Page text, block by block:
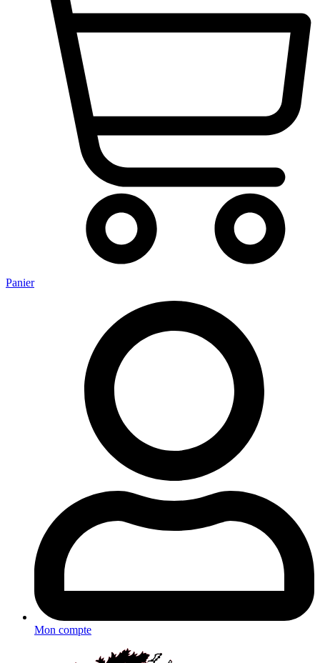
Panier
Mon compte